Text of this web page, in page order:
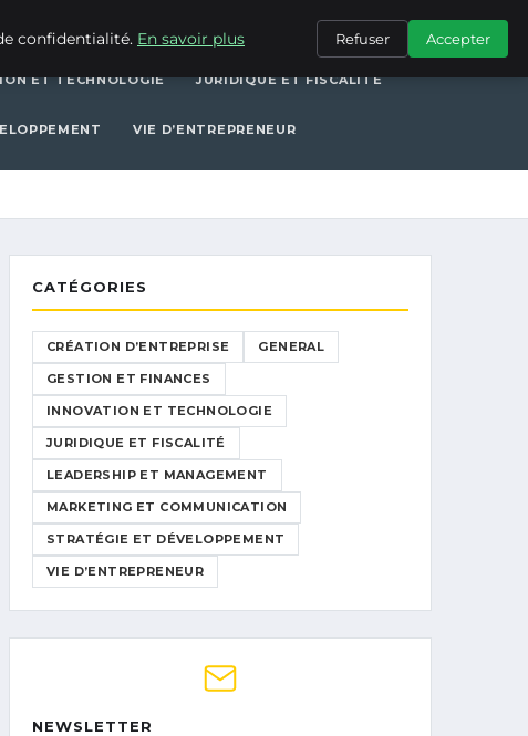
INNOVATION ET TECHNOLOGIE
ET TECHNOLOGIE JURIDIQUE ET FISCALITÉ
VIE D’ENTREPRENEUR
CATÉGORIES
CRÉATION D’ENTREPRISE GENERAL
GESTION ET FINANCES
INNOVATION ET TECHNOLOGIE
JURIDIQUE ET FISCALITÉ
LEADERSHIP ET MANAGEMENT
MARKETING ET COMMUNICATION
STRATÉGIE ET DÉVELOPPEMENT
VIE D’ENTREPRENEUR
NEWSLETTER
confidentialité. En savoir plus Refuser Accepter